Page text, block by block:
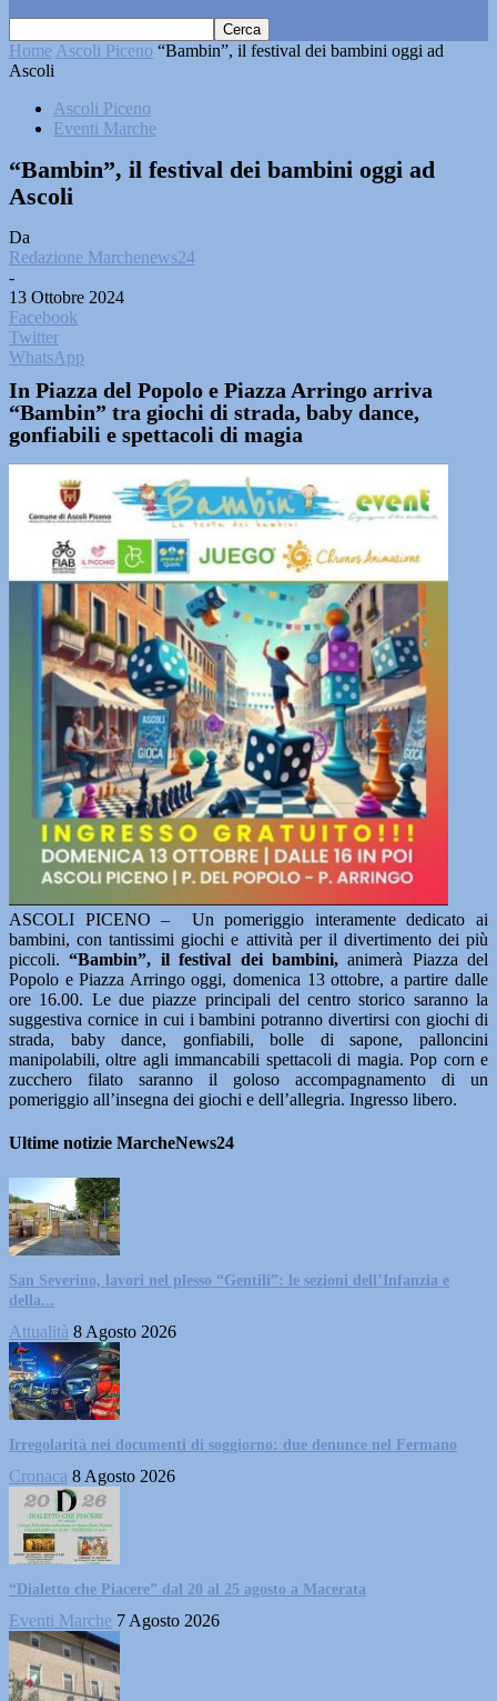
Home Ascoli Piceno “Bambin”, il festival dei bambini oggi ad
Ascoli
Ascoli Piceno
Eventi Marche
“Bambin”, il festival dei bambini oggi ad
Ascoli
Da
Redazione Marchenews24
-
13 Ottobre 2024
Facebook
Twitter
WhatsApp
In Piazza del Popolo e Piazza Arringo arriva
“Bambin” tra giochi di strada, baby dance,
gonfiabili e spettacoli di magia
ASCOLI PICENO – Un pomeriggio interamente dedicato ai
bambini, con tantissimi giochi e attività per il divertimento dei più
piccoli.“Bambin”, il festival dei bambini,animerà Piazza del
Popolo e Piazza Arringo oggi, domenica 13 ottobre, a partire dalle
ore 16.00. Le due piazze principali del centro storico saranno la
suggestiva cornice in cui i bambini potranno divertirsi con giochi di
strada, baby dance, gonfiabili, bolle di sapone, palloncini
manipolabili, oltre agli immancabili spettacoli di magia. Pop corn e
zucchero filato saranno il goloso accompagnamento di un
pomeriggio all’insegna dei giochi e dell’allegria. Ingresso libero.
Ultime notizie MarcheNews24
San Severino, lavori nel plesso “Gentili”: le sezioni dell’Infanzia e
della...
Attualità 8 Agosto 2026
Irregolarità nei documenti di soggiorno: due denunce nel Fermano
Cronaca 8 Agosto 2026
“Dialetto che Piacere” dal 20 al 25 agosto a Macerata
Eventi Marche 7 Agosto 2026